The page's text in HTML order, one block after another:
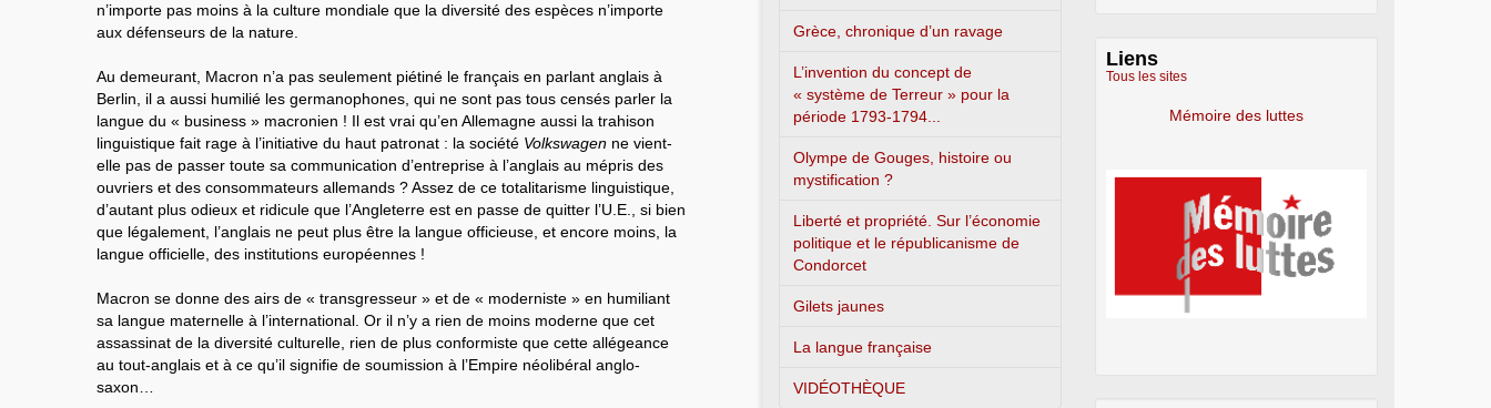
n’importe pas moins à la culture mondiale que la diversité des espèces n’importe
aux défenseurs de la nature.
Au demeurant, Macron n’a pas seulement piétiné le français en parlant anglais à
Berlin, il a aussi humilié les germanophones, qui ne sont pas tous censés parler la
langue du « business » macronien ! Il est vrai qu’en Allemagne aussi la trahison
linguistique fait rage à l’initiative du haut patronat : la société Volkswagen ne vient-
elle pas de passer toute sa communication d’entreprise à l’anglais au mépris des
ouvriers et des consommateurs allemands ? Assez de ce totalitarisme linguistique,
d’autant plus odieux et ridicule que l’Angleterre est en passe de quitter l’U.E., si bien
que légalement, l’anglais ne peut plus être la langue officieuse, et encore moins, la
langue officielle, des institutions européennes !
Macron se donne des airs de « transgresseur » et de « moderniste » en humiliant
sa langue maternelle à l’international. Or il n’y a rien de moins moderne que cet
assassinat de la diversité culturelle, rien de plus conformiste que cette allégeance
au tout-anglais et à ce qu’il signifie de soumission à l’Empire néolibéral anglo-
saxon…
Grèce, chronique d’un ravage
L’invention du concept de
« système de Terreur » pour la
période 1793-1794...
Olympe de Gouges, histoire ou
mystification ?
Liberté et propriété. Sur l’économie
politique et le républicanisme de
Condorcet
Gilets jaunes
La langue française
VIDÉOTHÈQUE
Liens
Tous les sites
Mémoire des luttes